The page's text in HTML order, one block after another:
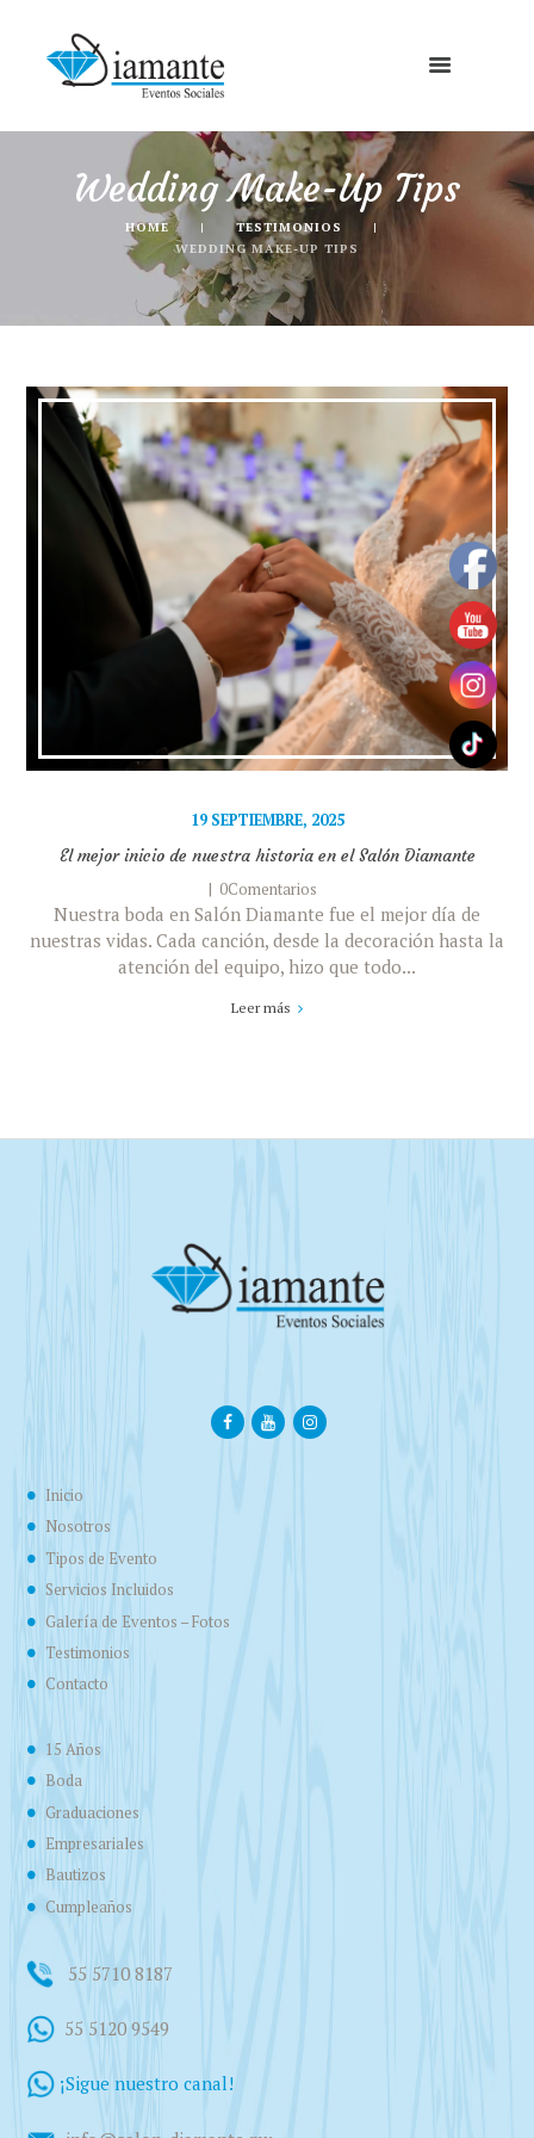
Wedding Make-Up Tips
HOME
TESTIMONIOS
WEDDING MAKE-UP TIPS
19 SEPTIEMBRE, 2025
El mejor inicio de nuestra historia en el Salón Diamante
0Comentarios
Nuestra boda en Salón Diamante fue el mejor día de
nuestras vidas. Cada canción, desde la decoración hasta la
atención del equipo, hizo que todo...
Leer más
Inicio
Nosotros
Tipos de Evento
Servicios Incluidos
Galería de Eventos – Fotos
Testimonios
Contacto
15 Años
Boda
Graduaciones
Empresariales
Bautizos
Cumpleaños
55 5710 8187
55 5120 9549
¡Sigue nuestro canal!